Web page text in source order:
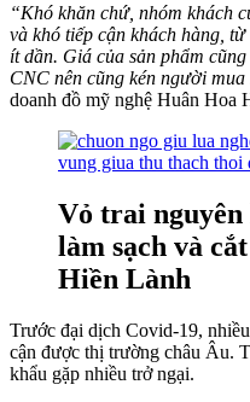
“Khó khăn chứ, nhóm khách
và khó tiếp cận khách hàng,
ít dần. Giá của sản phẩm
CNC nên cũng kén người mua
doanh đồ mỹ nghệ Huân Hoa
Vỏ trai
làm sạch và
Hiền Lành
Trước đại dịch Covid-19,
cận được thị trường châu Âu.
khẩu gặp nhiều trở ngại.